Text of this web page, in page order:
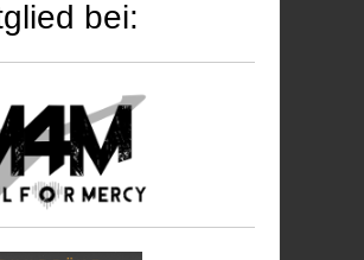
bei: